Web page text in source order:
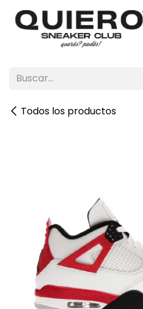
Ir al contenido
Todos los productos